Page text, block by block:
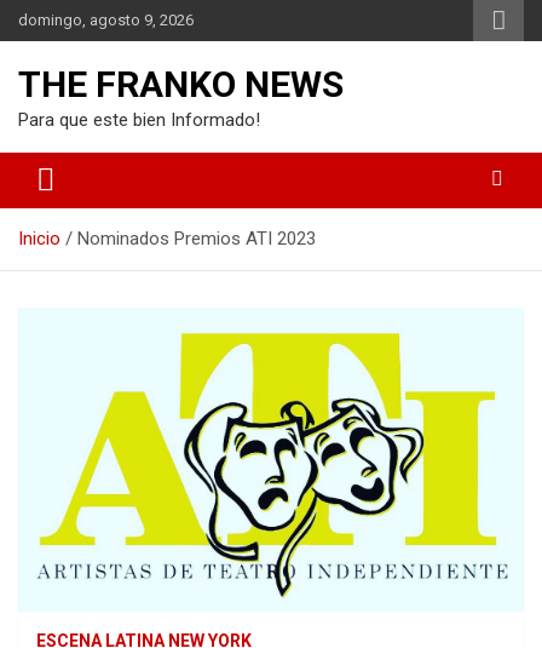
Saltar
al
domingo, agosto 9, 2026
THE FRANKO NEWS
Para que este bien Informado!
Inicio Nominados Premios ATI 2023
ESCENA LATINA NEW YORK